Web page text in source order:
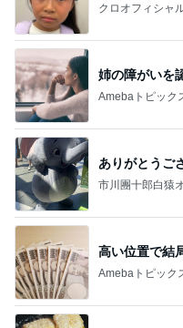
クロオフィシャ
姉の障がいを
Amebaトピック
ありがとうご
市川團十郎白猿
高い位置で結
Amebaトピック